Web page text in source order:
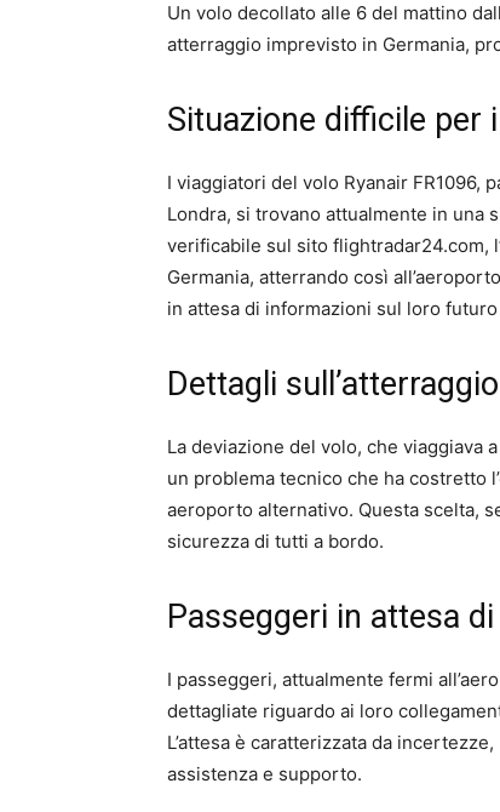
Un volo decollato alle 6 del mattino
atterraggio imprevisto in Germania,
Situazione difficile per
I viaggiatori del volo Ryanair FR1096,
Londra, si trovano attualmente in una
verificabile sul sito flightradar24.com,
Germania, atterrando così
in attesa di informazioni sul loro
Dettagli
La deviazione del volo, che viaggiava
un problema tecnico che ha costretto
aeroporto alternativo. Questa scelta,
sicurezza di tutti a bordo.
Passeggeri in attesa
I passeggeri, attualmente fermi
dettagliate riguardo ai loro
L’attesa è caratterizzata da
assistenza e supporto.